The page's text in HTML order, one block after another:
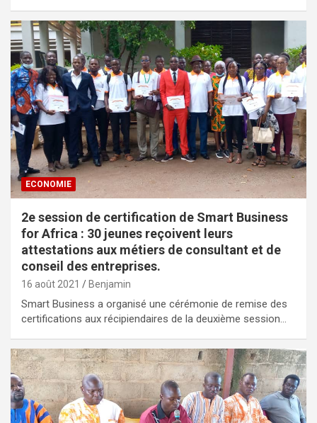
ECONOMIE
2e session de certification de Smart Business
for Africa : 30 jeunes reçoivent leurs
attestations aux métiers de consultant et de
conseil des entreprises.
16 août 2021 Benjamin
Smart Business a organisé une cérémonie de remise des
certifications aux récipiendaires de la deuxième session…